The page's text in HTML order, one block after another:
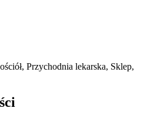
Przychodnia lekarska, Sklep,